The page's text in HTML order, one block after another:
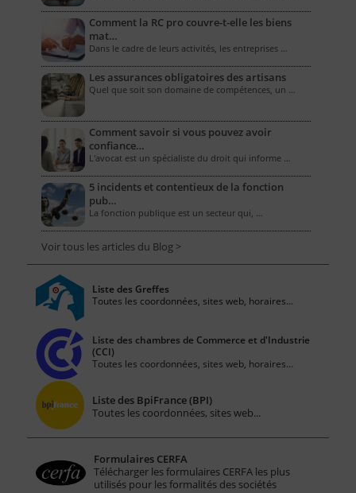
Comment la RC pro couvre-t-elle les biens
mat…
Dans le cadre de leurs activités, les entreprises …
Les assurances obligatoires des artisans
Quel que soit son domaine de compétences, un …
Comment savoir si vous pouvez avoir
confiance…
L'avocat est un spécialiste du droit qui informe …
5 incidents et contentieux de la fonction
pub…
La fonction publique est un secteur qui, …
Voir tous les articles du Blog >
Liste des Greffes
Toutes les coordonnées, sites web, horaires...
Liste des chambres de Commerce et d'Industrie
(CCI)
Toutes les coordonnées, sites web, horaires...
Liste des BpiFrance (BPI)
Toutes les coordonnées, sites web...
Formulaires CERFA
Télécharger les formulaires CERFA les plus
utilisés pour les formalités des sociétés